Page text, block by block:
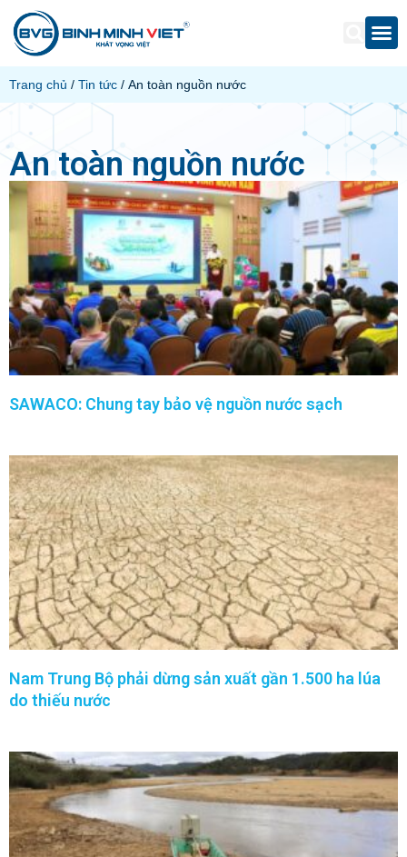
Trang chủ / Tin tức / An toàn nguồn nước
An toàn nguồn nước
SAWACO: Chung tay bảo vệ nguồn nước sạch
Nam Trung Bộ phải dừng sản xuất gần 1.500 ha lúa
do thiếu nước